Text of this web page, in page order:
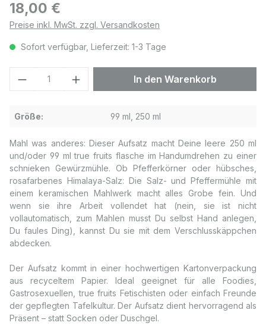
Mahl was anderes: Dieser Aufsatz macht Deine leere 250 ml
und/oder 99 ml true fruits flasche im Handumdrehen zu einer
schnieken Gewürzmühle. Ob Pfefferkörner oder hübsches,
rosafarbenes Himalaya-Salz: Die Salz- und Pfeffermühle mit
einem keramischen Mahlwerk macht alles Grobe fein. Und
wenn sie ihre Arbeit vollendet hat (nein, sie ist nicht
vollautomatisch, zum Mahlen musst Du selbst Hand anlegen,
Du faules Ding), kannst Du sie mit dem Verschlusskäppchen
abdecken.
Der Aufsatz kommt in einer hochwertigen Kartonverpackung
aus recyceltem Papier. Ideal geeignet für alle Foodies,
Gastrosexuellen, true fruits Fetischisten oder einfach Freunde
der gepflegten Tafelkultur. Der Aufsatz dient hervorragend als
Präsent – statt Socken oder Duschgel.
Regulärer Preis:
18,00 €
Preise inkl. MwSt. zzgl. Versandkosten
Sofort verfügbar, Lieferzeit: 1-3 Tage
Produkt Anzahl: Gib den gewünschten
In den Warenkorb
Größe: 99 ml, 250 ml